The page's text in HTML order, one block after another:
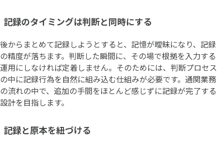
記録のタイミングは判断と同時にする
後からまとめて記録しようとすると、記憶が曖昧になり、記録
の精度が落ちます。判断した瞬間に、その場で根拠を入力する
運用にしなければ定着しません。そのためには、判断プロセス
の中に記録行為を自然に組み込む仕組みが必要です。通関業務
の流れの中で、追加の手間をほとんど感じずに記録が完了する
設計を目指します。
記録と原本を紐づける